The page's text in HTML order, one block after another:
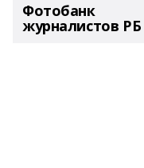
Фотобанк
журналистов РБ